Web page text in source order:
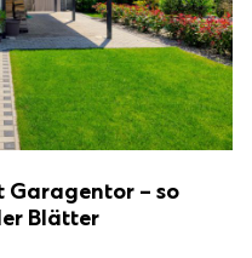
Garagentor – so
Blätter